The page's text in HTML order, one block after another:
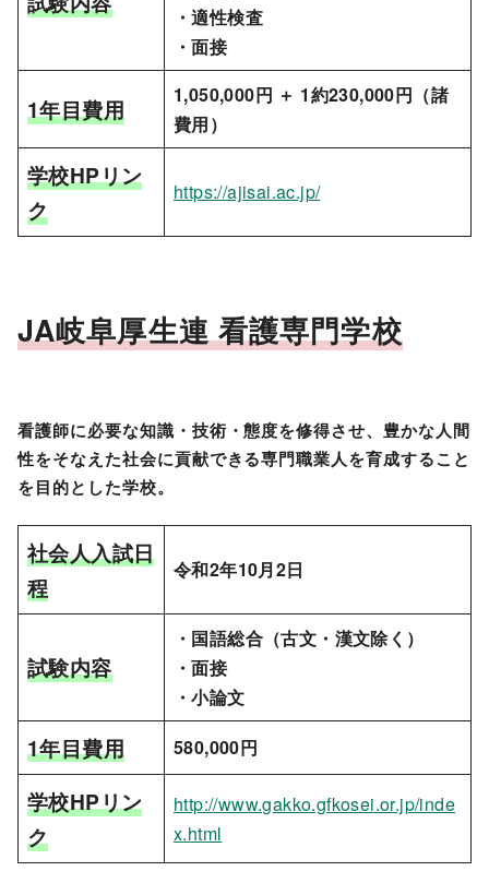
・適性検査
・面接
1年目費用
1,050,000円 ＋ 1約230,000円（諸
費用）
学校HPリン
ク
https://ajisai.ac.jp/
JA岐阜厚生連 看護専門学校
看護師に必要な知識・技術・態度を修得させ、豊かな人間
性をそなえた社会に貢献できる専門職業人を育成すること
を目的とした学校。
社会人入試日
程
令和2年10月2日
試験内容
・国語総合（古文・漢文除く）
・面接
・小論文
1年目費用 580,000円
学校HPリン
ク
http://www.gakko.gfkosei.or.jp/inde
x.html